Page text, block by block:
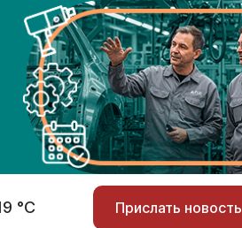
°С Прислать новость